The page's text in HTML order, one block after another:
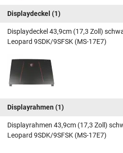
Displaydeckel (1)
Displaydeckel 43,9cm (17,3 Zoll)
Leopard 9SDK/9SFSK (MS-17E7)
Displayrahmen (1)
Displayrahmen 43,9cm (17,3 Zoll)
Leopard 9SDK/9SFSK (MS-17E7)